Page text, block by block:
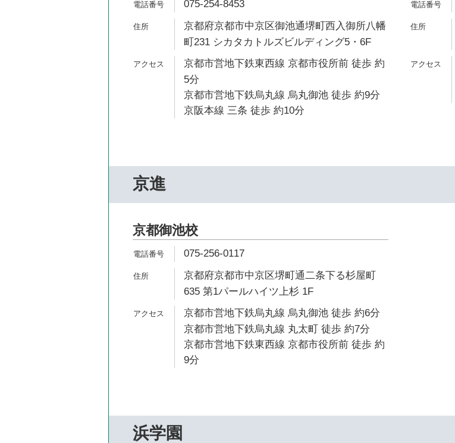
075-254-8453
京都府京都市中京区御池通堺町西入御所八幡
町231 シカタカトルズビルディング5・6F
京都市営地下鉄東西線 京都市役所前 徒歩 約
5分
京都市営地下鉄烏丸線 烏丸御池 徒歩 約9分
京阪本線 三条 徒歩 約10分
京進
京都御池校
075-256-0117
京都府京都市中京区堺町通二条下る杉屋町
635 第1パールハイツ上杉 1F
京都市営地下鉄烏丸線 烏丸御池 徒歩 約6分
京都市営地下鉄烏丸線 丸太町 徒歩 約7分
京都市営地下鉄東西線 京都市役所前 徒歩 約
9分
浜学園